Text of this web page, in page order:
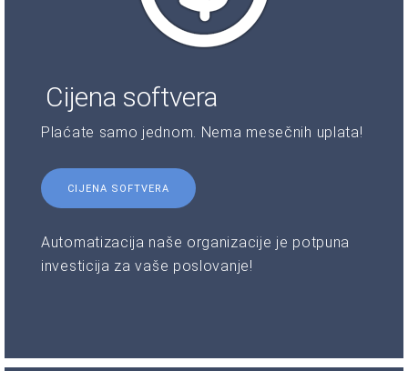
Cijena softvera
Plaćate samo jednom. Nema mesečnih uplata!
CIJENA SOFTVERA
Automatizacija naše organizacije je potpuna
investicija za vaše poslovanje!